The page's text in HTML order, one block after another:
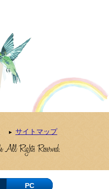
サイトマップ
PC